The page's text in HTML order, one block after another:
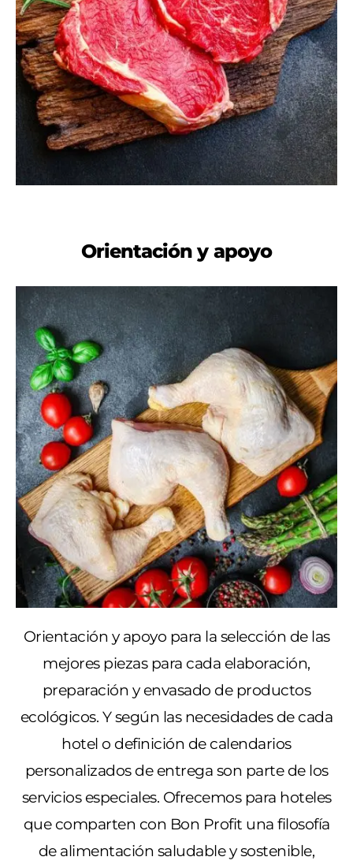
Orientación y apoyo
Orientación y apoyo para la selección de las
mejores piezas para cada elaboración,
preparación y envasado de productos
ecológicos. Y según las necesidades de cada
hotel o definición de calendarios
personalizados de entrega son parte de los
servicios especiales. Ofrecemos para hoteles
que comparten con Bon Profit una filosofía
de alimentación saludable y sostenible,